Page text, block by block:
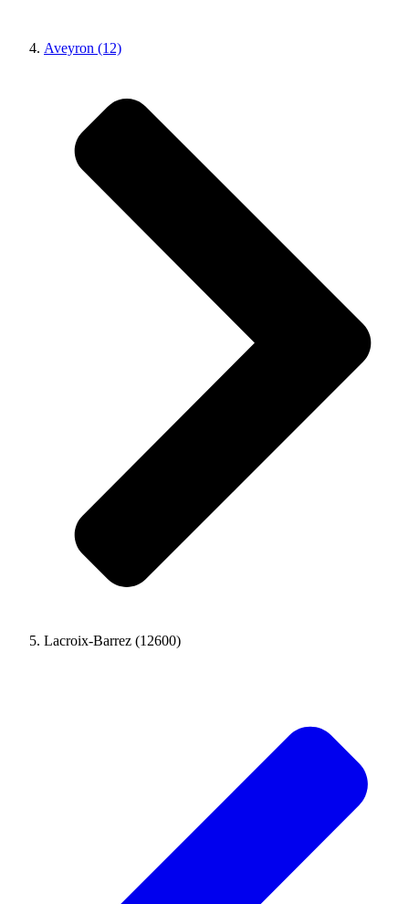
Aveyron (12)
Lacroix-Barrez (12600)